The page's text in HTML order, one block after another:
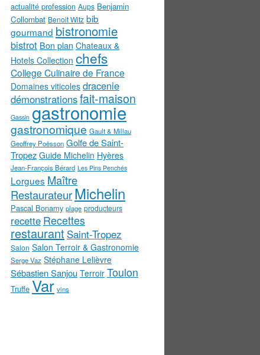
actualité profession Aups Benjamin
Collombat Benoit Witz bib
gourmand bistronomie
bistrot Bon plan Chateaux &
Hotels Collection chefs
College Culinaire de France
Domaines viticoles dracenie
démonstrationsfait-maison
Gassin gastronomie
gastronomique Gault & Millau
Geoffrey Poësson Golfe de Saint-
Tropez Guide Michelin Hyères
Jean-François Bérard Les Pins Penchés
Lorgues Maître
RestaurateurMichelin
Pascal Bonamy plage producteurs
recette Recettes
restaurant Saint-Tropez
Salon Salon Terroir & Gastronomie
Serge Vaz Stéphane Lelièvre
Sébastien Sanjou Terroir Toulon
Truffe Var vins